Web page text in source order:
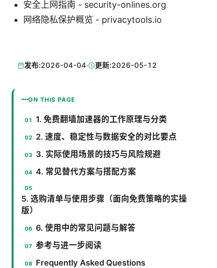
安全上网指南 - security-onlines.org
网络隐私保护概览 - privacytools.io
发布:2026-04-04· 更新:2026-05-12
ON THIS PAGE
1. 免费翻墙加速器的工作原理与分类
2. 速度、稳定性与数据安全的对比要点
3. 实际使用场景的技巧与风险规避
4. 常见替代方案与搭配方案
5. 选购清单与使用步骤（面向免费策略的实操
版）
6. 使用中的常见问题与解答
参考与进一步阅读
Frequently Asked Questions